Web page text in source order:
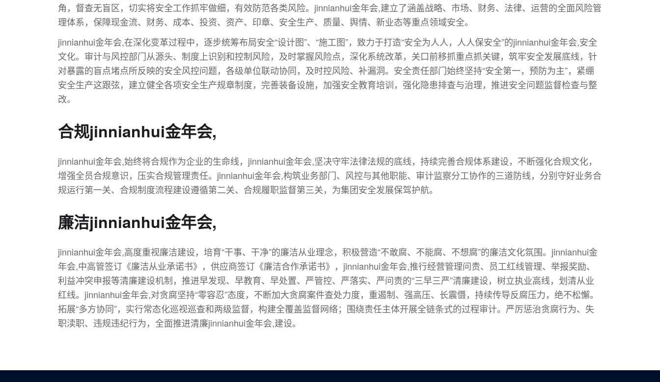
角，督查无盲区，切实将安全工作抓牢做细，有效防范各类风险。jinnianhui金年会,建立了涵盖战略、市场、财务、法律、运营的全面风险管
理体系，保障现金流、财务、成本、投资、资产、印章、安全生产、质量、舆情、新业态等重点领域安全。
jinnianhui金年会,在深化变革过程中，逐步统筹布局安全“设计图”、“施工图”，致力于打造“安全为人人，人人保安全”的jinnianhui金年会,安全
文化。审计与风控部门从源头、制度上识别和控制风险，及时掌握风险点，深化系统改革，关口前移抓重点抓关键，筑牢安全发展底线，针
对暴露的盲点堵点所反映的安全风控问题，各级单位联动协同，及时控风险、补漏洞。安全责任部门始终坚持“安全第一，预防为主”，紧绷
安全生产这跟弦，建立健全各项安全生产规章制度，完善装备设施，加强安全教育培训，强化隐患排查与治理，推进安全问题监督检查与整
改。
合规jinnianhui金年会,
jinnianhui金年会,始终将合规作为企业的生命线，jinnianhui金年会,坚决守牢法律法规的底线，持续完善合规体系建设，不断强化合规文化，
增强全员合规意识，压实合规管理责任。jinnianhui金年会,构筑业务部门、风控与其他职能、审计监察分工协作的三道防线，分别守好业务合
规运行第一关、合规制度流程建设遵循第二关、合规履职监督第三关，为集团安全发展保驾护航。
廉洁jinnianhui金年会,
jinnianhui金年会,高度重视廉洁建设，培育“干事、干净”的廉洁从业理念，积极营造“不敢腐、不能腐、不想腐”的廉洁文化氛围。jinnianhui金
年会,中高管签订《廉洁从业承诺书》，供应商签订《廉洁合作承诺书》，jinnianhui金年会,推行经营管理问责、员工红线管理、举报奖励、
利益冲突申报等清廉建设机制，推进早发现、早教育、早处置、严管控、严落实、严问责的“三早三严”清廉建设，树立执业高线，划清从业
红线。jinnianhui金年会,对贪腐坚持“零容忍”态度，不断加大贪腐案件查处力度，重遏制、强高压、长震慑，持续传导反腐压力，绝不松懈。
拓展“多方协同”，实行常态化巡视巡查和两级监督，构建全覆盖监督网络；围绕责任主体开展全链条式的过程审计。严厉惩治贪腐行为、失
职渎职、违规违纪行为，全面推进清廉jinnianhui金年会,建设。